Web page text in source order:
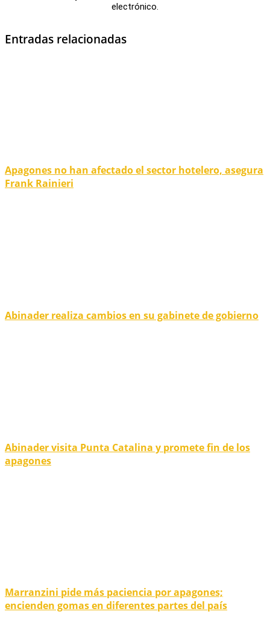
electrónico.
Entradas relacionadas
Apagones no han afectado el sector hotelero, asegura
Frank Rainieri
Abinader realiza cambios en su gabinete de gobierno
Abinader visita Punta Catalina y promete fin de los
apagones
Marranzini pide más paciencia por apagones;
encienden gomas en diferentes partes del país